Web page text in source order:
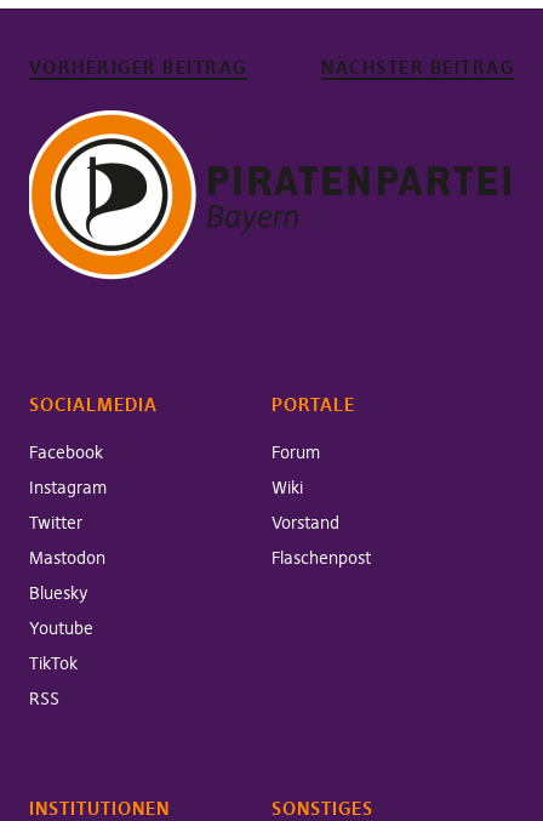
VORHERIGER BEITRAG NÄCHSTER BEITRAG
SOCIALMEDIA
Facebook
Instagram
Twitter
Mastodon
Bluesky
Youtube
TikTok
RSS
PORTALE
Forum
Wiki
Vorstand
Flaschenpost
INSTITUTIONEN SONSTIGES